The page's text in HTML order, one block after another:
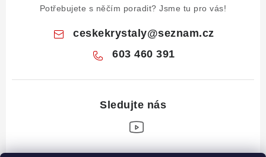
Potřebujete s něčím poradit? Jsme tu pro vás!
ceskekrystaly@seznam.cz
603 460 391